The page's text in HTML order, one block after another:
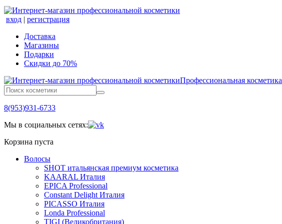
вход | регистрация
Доставка
Магазины
Подарки
Скидки до 70%
Профессиональная косметика
8(953)931-6733
Мы в социальных сетях:
Корзина пуста
Волосы
SHOT итальянская премиум косметика
KAARAL Италия
EPICA Professional
Constant Delight Италия
PICASSO Италия
Londa Professional
TIGI (Великобритания)